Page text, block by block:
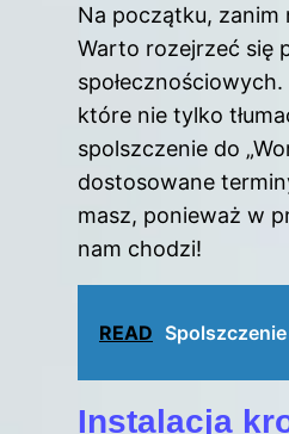
Na początku, zanim
Warto rozejrzeć się
które nie tylko
spolszczenie do
dostosowane
masz, ponieważ w
nam chodzi!
READ
Instalacja